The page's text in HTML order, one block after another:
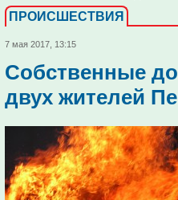
ПРОИCШЕСТВИЯ
7 мая 2017, 13:15
Собственные
двух жителей